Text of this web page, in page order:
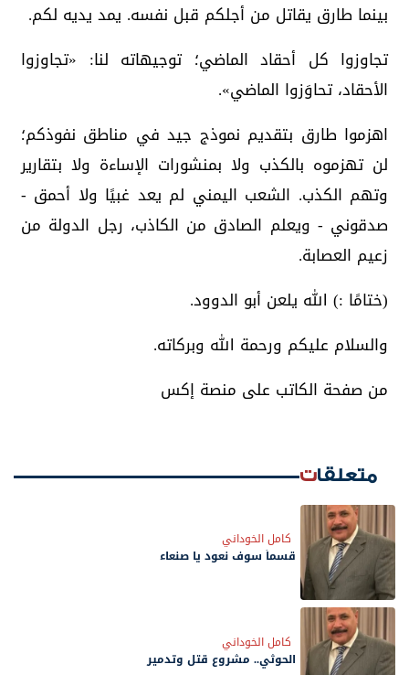
بينما طارق يقاتل من أجلكم قبل نفسه. يمد يديه لكم.
تجاوزوا كل أحقاد الماضي؛ توجيهاته لنا: «تجاوزوا
الأحقاد، تحاوَزوا الماضي».
اهزموا طارق بتقديم نموذج جيد في مناطق نفوذكم؛
لن تهزموه بالكذب ولا بمنشورات الإساءة ولا بتقارير
وتهم الكذب. الشعب اليمني لم يعد غبيًا ولا أحمق -
صدقوني - ويعلم الصادق من الكاذب، رجل الدولة من
زعيم العصابة.
(ختامًا :) الله يلعن أبو الدوود.
والسلام عليكم ورحمة الله وبركاته.
من صفحة الكاتب على منصة إكس
متعلقات
كامل الخوداني
قسماً سوف نعود يا صنعاء
كامل الخوداني
الحوثي.. مشروع قتل وتدمير